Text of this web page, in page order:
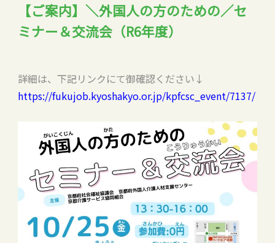
【ご案内】＼外国人の方のための／セ
ミナー＆交流会（R6年度）
詳細は、下記リンクにて御確認ください↓
https://fukujob.kyoshakyo.or.jp/kpfcsc_event/7137/